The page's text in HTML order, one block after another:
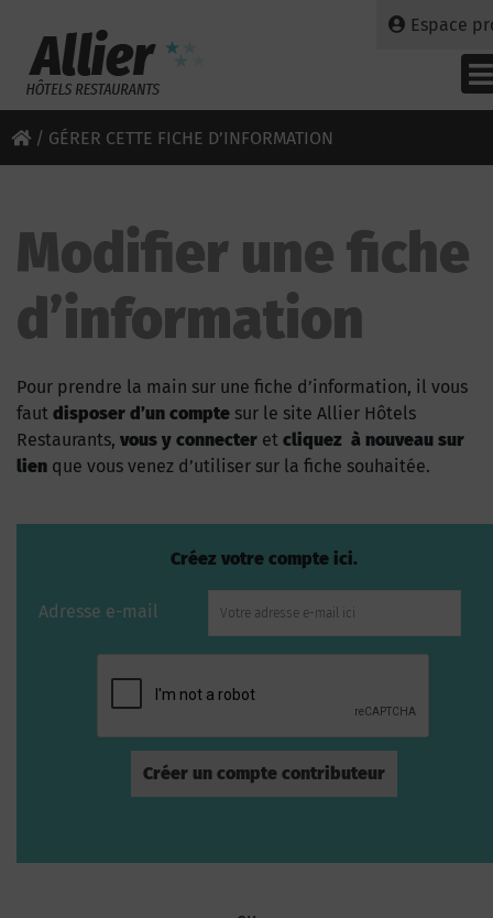
Espace
/ GÉRER CETTE FICHE D’INFORMATION
Modifier une fiche
d’information
Pour prendre la main sur une fiche d’information, il vous
faut disposer d’un compte sur le site Allier Hôtels
Restaurants, vous y connecter et cliquez à nouveau sur
lien que vous venez d’utiliser sur la fiche souhaitée.
Créez votre compte ici.
Adresse e-mail